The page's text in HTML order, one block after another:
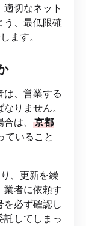
適切なネット
う、最低限確
ます。
は、営業する
りません。
は、 京都
ていること
、更新を繰
業者に依頼す
を必ず確認し
託してしまっ